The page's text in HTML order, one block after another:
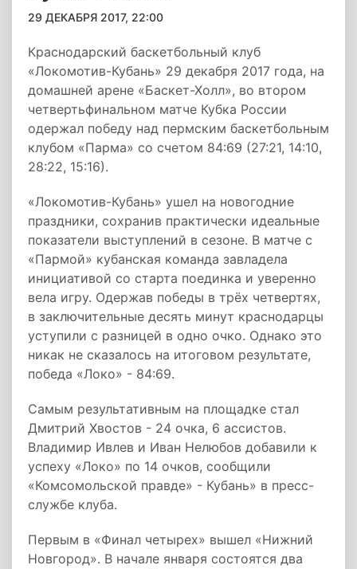
29 ДЕКАБРЯ 2017, 22:00
Краснодарский баскетбольный клуб
«Локомотив-Кубань» 29 декабря 2017 года, на
домашней арене «Баскет-Холл», во втором
четвертьфинальном матче Кубка России
одержал победу над пермским баскетбольным
клубом «Парма» со счетом 84:69 (27:21, 14:10,
28:22, 15:16).
«Локомотив-Кубань» ушел на новогодние
праздники, сохранив практически идеальные
показатели выступлений в сезоне. В матче с
«Пармой» кубанская команда завладела
инициативой со старта поединка и уверенно
вела игру. Одержав победы в трёх четвертях,
в заключительные десять минут краснодарцы
уступили с разницей в одно очко. Однако это
никак не сказалось на итоговом результате,
победа «Локо» - 84:69.
Самым результативным на площадке стал
Дмитрий Хвостов - 24 очка, 6 ассистов.
Владимир Ивлев и Иван Нелюбов добавили к
успеху «Локо» по 14 очков, сообщили
«Комсомольской правде» - Кубань» в пресс-
службе клуба.
Первым в «Финал четырех» вышел «Нижний
Новгород». В начале января состоятся два